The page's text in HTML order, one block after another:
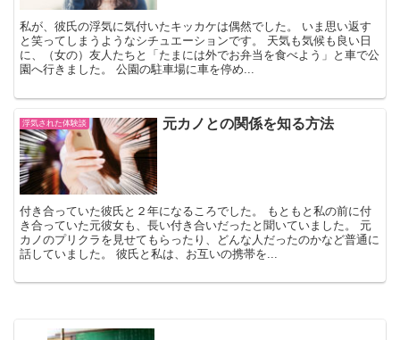
私が、彼氏の浮気に気付いたキッカケは偶然でした。 いま思い返す
と笑ってしまうようなシチュエーションです。 天気も気候も良い日
に、（女の）友人たちと「たまには外でお弁当を食べよう」と車で公
園へ行きました。 公園の駐車場に車を停め...
浮気された体験談 元カノとの関係を知る方法
付き合っていた彼氏と２年になるころでした。 もともと私の前に付
き合っていた元彼女も、長い付き合いだったと聞いていました。 元
カノのプリクラを見せてもらったり、どんな人だったのかなど普通に
話していました。 彼氏と私は、お互いの携帯を...